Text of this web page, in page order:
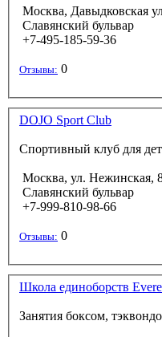
Москва, Давыдковская
Славянский бульвар
+7-495-185-59-36
Отзывы: 0
DOJO Sport Club
Спортивный клуб для
Москва, ул. Нежинская,
Славянский бульвар
+7-999-810-98-66
Отзывы: 0
Школа единоборств
Занятия боксом,